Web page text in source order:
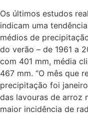
Os últimos estudos
indicam uma
médios de
do verão – de 1961 a
com 401 mm, média
467 mm. “O mês que
precipitação foi
das lavouras de arroz
maior incidência de